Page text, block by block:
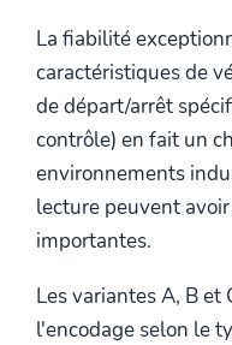
La fiabilité
caractéristiques de
de départ/arrêt
contrôle) en fait un
environnements
lecture peuvent
importantes.
Les variantes A, B
l'encodage selon le